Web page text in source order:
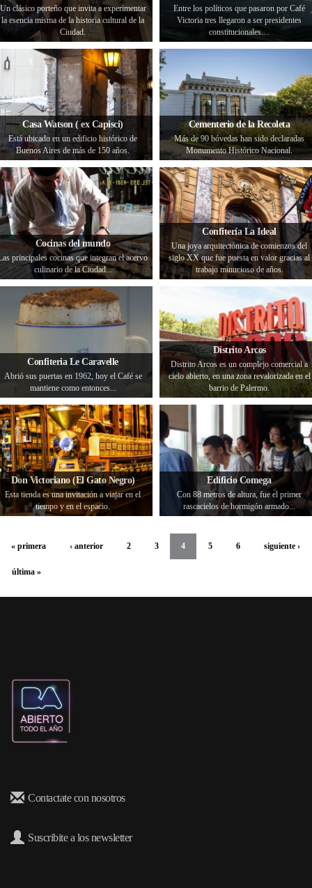
Un clásico porteño que invita a experimentar
la esencia misma de la historia cultural de la
Ciudad.
Entre los políticos que pasaron por Café
Victoria tres llegaron a ser presidentes
constitucionales…
Casa Watson ( ex Capisci)
Está ubicado en un edificio histórico de
Buenos Aires de más de 150 años.
Cementerio de la Recoleta
Más de 90 bóvedas han sido declaradas
Monumento Histórico Nacional.
Cocinas del mundo
principales cocinas que integran el acervo
culinario de la Ciudad...
Confitería La Ideal
Una joya arquitectónica de comienzos del
siglo XX que fue puesta en valor gracias al
trabajo minucioso de años.
Confiteria Le Caravelle
Abrió sus puertas en 1962, hoy el Café se
mantiene como entonces...
Distrito Arcos
Distrito Arcos es un complejo comercial a
cielo abierto, en una zona revalorizada en el
barrio de Palermo.
Don Victoriano (El Gato Negro)
Esta tienda es una invitación a viajar en el
tiempo y en el espacio.
Edificio Comega
Con 88 metros de altura, fue el primer
rascacielos de hormigón armado...
« primera ‹ anterior 2 3 4 5 6 siguiente ›
última »
Contactate con nosotros
Suscribite a los newsletter